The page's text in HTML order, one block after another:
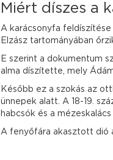
Miért díszes a
A karácsonyfa feldíszítése
Elzász tartományában
E szerint a dokumentum
alma díszítette, mely
Később ez a szokás az
ünnepek alatt. A 18-19.
habcsók és a mézeskalács
A fenyőfára akasztott dió